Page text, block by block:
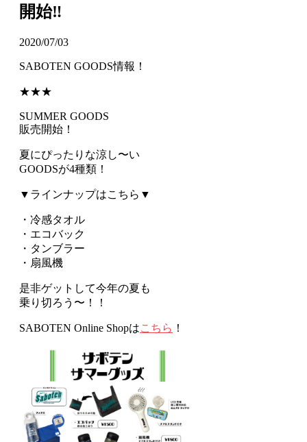
開始‼
2020/07/03
SABOTEN GOODS情報！
★★★
SUMMER GOODS
販売開始！
夏にぴったりな涼し〜い
GOODSが4種類！
▼ラインナップはこちら▼
・冷感タオル
・エコバック
・タンブラー
・扇風機
是非ゲットして今年の夏も
乗り切ろう〜！！
SABOTEN Online Shopはこちら ！